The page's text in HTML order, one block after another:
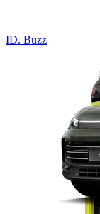
ID. Buzz